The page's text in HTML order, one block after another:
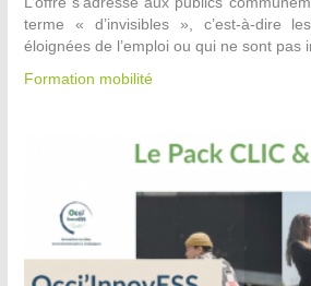
terme « d’invisibles », c’est-à-dire
éloignées de l’emploi ou qui ne sont pas
Formation mobilité